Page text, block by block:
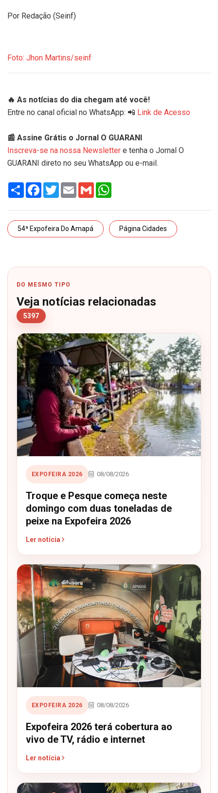
Por Redação (Seinf)
Foto: Jhon Martins/seinf
🔥 As notícias do dia chegam até você!
Entre no canal oficial no WhatsApp: 📲 Link de Acesso
📰 Assine Grátis o Jornal O GUARANI
Inscreva-se na nossa Newsletter e tenha o Jornal O
GUARANI direto no seu WhatsApp ou e-mail.
Share Facebook
TwitterEmail Gmail
54ª Expofeira Do Amapá Página Cidades
DO MESMO TIPO
Veja notícias relacionadas
5397
EXPOFEIRA 2026 08/08/2026
Troque e Pesque começa neste
domingo com duas toneladas de
peixe na Expofeira 2026
Ler notícia
EXPOFEIRA 2026 08/08/2026
Expofeira 2026 terá cobertura ao
vivo de TV, rádio e internet
Ler notícia